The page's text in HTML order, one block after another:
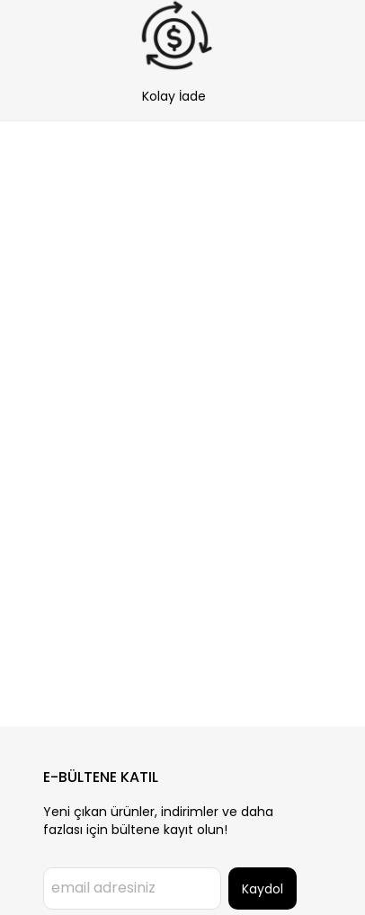
Kolay İade
E-BÜLTENE KATIL
Yeni çıkan ürünler, indirimler ve daha
fazlası için bültene kayıt olun!
Kaydol